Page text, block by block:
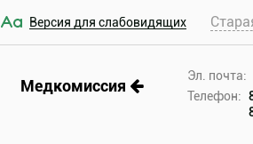
Версия для слабовидящих
Медкомиссия
Эл. почта:
Телефон: